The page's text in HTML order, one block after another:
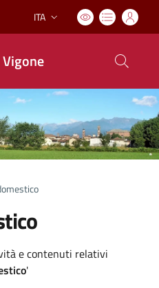
Lingua attiva:
ITA
e contenuti relativi
'